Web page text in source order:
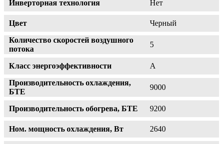
Инверторная технология Нет
Цвет
Черный
Количество скоростей воздушного
потока
5
Класс энергоэффективности
A
Производительность охлаждения,
БТЕ
9000
Производительность обогрева, БТЕ 9200
Ном. мощность охлаждения, Вт 2640